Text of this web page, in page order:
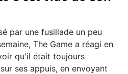
par une fusillade un peu
The Game a réagi en
qu'il était toujours
ses appuis, en envoyant